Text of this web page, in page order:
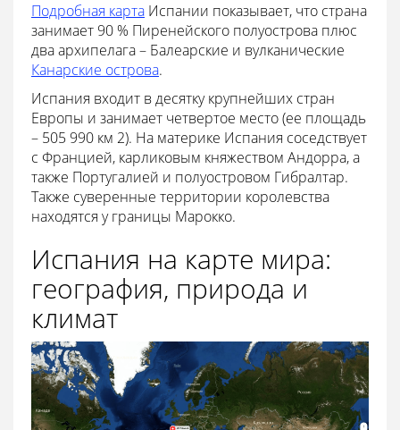
Подробная карта Испании показывает, что страна
занимает 90 % Пиренейского полуострова плюс
два архипелага – Балеарские и вулканические
Канарские острова.
Испания входит в десятку крупнейших стран
Европы и занимает четвертое место (ее площадь
– 505 990 км 2). На материке Испания соседствует
с Францией, карликовым княжеством Андорра, а
также Португалией и полуостровом Гибралтар.
Также суверенные территории королевства
находятся у границы Марокко.
Испания на карте мира:
география, природа и
климат